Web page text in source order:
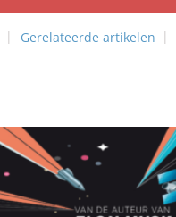
Gerelateerde artikelen